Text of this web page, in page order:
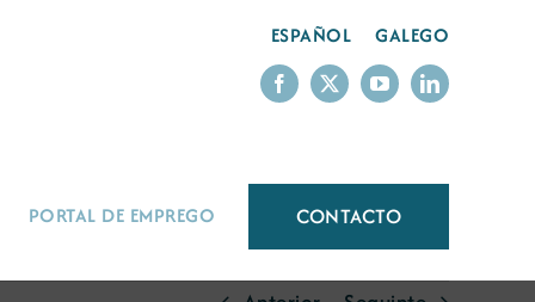
ESPAÑOL GALEGO
PORTAL DE EMPREGO CONTACTO